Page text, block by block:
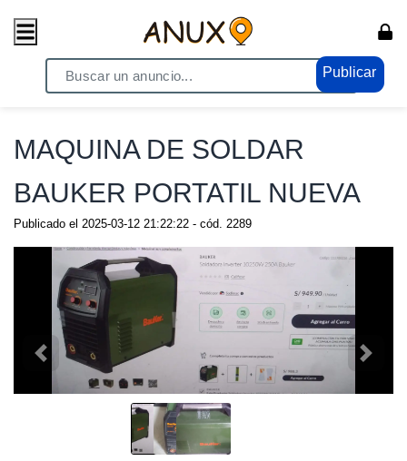
Publicar
/ Compras - Ventas / Anuncio de todo
MAQUINA DE SOLDAR
BAUKER PORTATIL NUEVA
Publicado el 2025-03-12 21:22:22 - cód. 2289